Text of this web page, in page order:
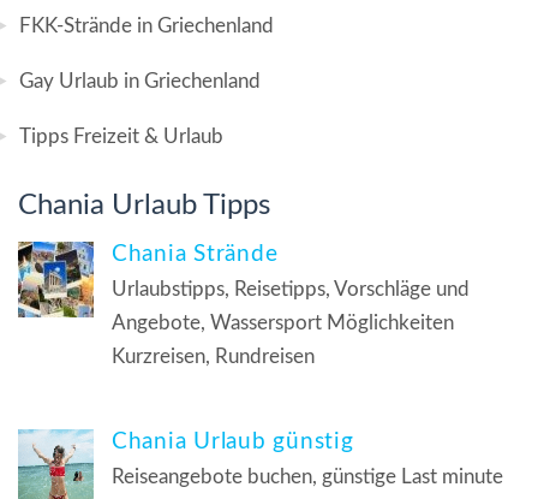
FKK-Strände in Griechenland
Gay Urlaub in Griechenland
Tipps Freizeit & Urlaub
Chania Urlaub Tipps
Chania Strände
Urlaubstipps, Reisetipps, Vorschläge und
Angebote, Wassersport Möglichkeiten
Kurzreisen, Rundreisen
Chania Urlaub günstig
Reiseangebote buchen, günstige Last minute